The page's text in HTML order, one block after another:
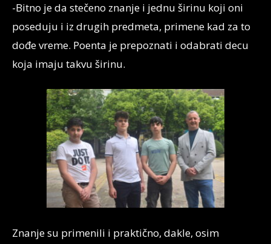
-Bitno je da stečeno znanje i jednu širinu koji oni
poseduju i iz drugih predmeta, primene kad za to
dođe vreme. Poenta je prepoznati i odabrati decu
koja imaju takvu širinu.
Znanje su primenili i praktično, dakle, osim